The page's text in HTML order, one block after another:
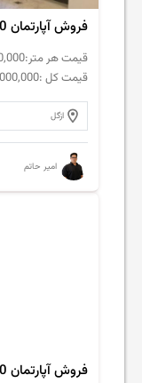
قیمت هر متر:
قیمت کل :
ازگل
امیر حاتم